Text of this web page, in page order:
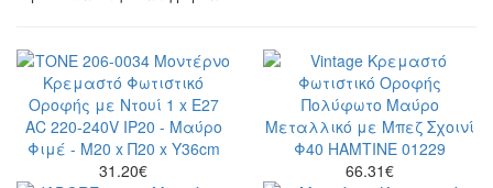
31.20€ 66.31€